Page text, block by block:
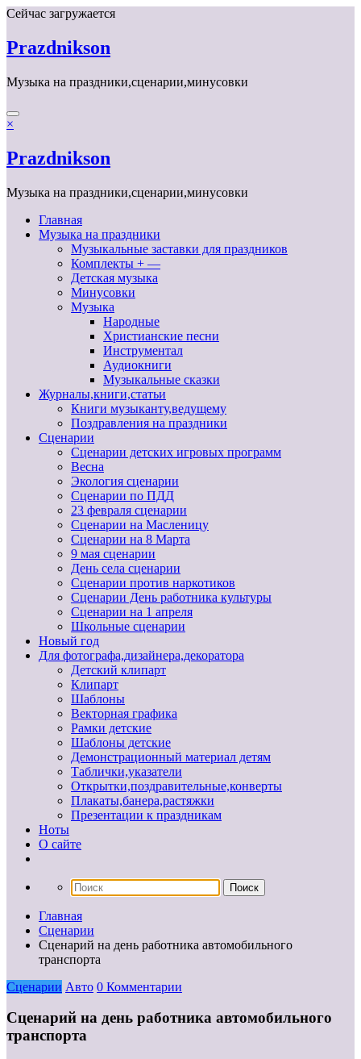
Перейти
содержимому
Сейчас загружается
Prazdnikson
Музыка на праздники,сценарии,минусовки
×
Prazdnikson
Музыка на праздники,сценарии,минусовки
Главная
Музыка на праздники
Музыкальные заставки для праздников
Комплекты + —
Детская музыка
Минусовки
Музыка
Народные
Христианские песни
Инструментал
Аудиокниги
Музыкальные сказки
Журналы,книги,статьи
Книги музыканту,ведущему
Поздравления на праздники
Сценарии
Сценарии детских игровых программ
Весна
Экология сценарии
Сценарии по ПДД
23 февраля сценарии
Сценарии на Масленицу
Сценарии на 8 Марта
9 мая сценарии
День села сценарии
Сценарии против наркотиков
Сценарии День работника культуры
Сценарии на 1 апреля
Школьные сценарии
Новый год
Для фотографа,дизайнера,декоратора
Детский клипарт
Клипарт
Шаблоны
Векторная графика
Рамки детские
Шаблоны детские
Демонстрационный материал детям
Таблички,указатели
Открытки,поздравительные,конверты
Плакаты,банера,растяжки
Презентации к праздникам
Ноты
О сайте
Главная
Сценарии
Сценарий на день работника автомобильного
транспорта
Сценарии Авто 0 Комментарии
Сценарий на день работника автомобильного
транспорта